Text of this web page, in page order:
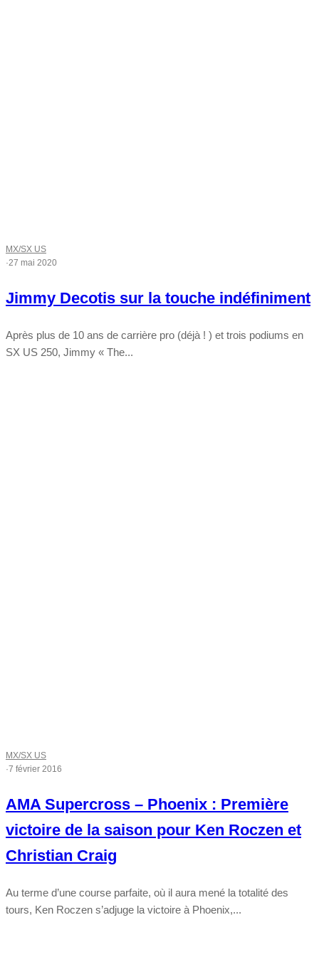
MX/SX US
·27 mai 2020
Jimmy Decotis sur la touche indéfiniment
Après plus de 10 ans de carrière pro (déjà ! ) et trois podiums en
SX US 250, Jimmy « The...
MX/SX US
·7 février 2016
AMA Supercross – Phoenix : Première
victoire de la saison pour Ken Roczen et
Christian Craig
Au terme d’une course parfaite, où il aura mené la totalité des
tours, Ken Roczen s’adjuge la victoire à Phoenix,...